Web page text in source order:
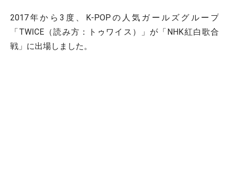
2017年から3度、K-POPの人気ガールズグループ
「TWICE（読み方：トゥワイス）」が「NHK紅白歌合
戦」に出場しました。